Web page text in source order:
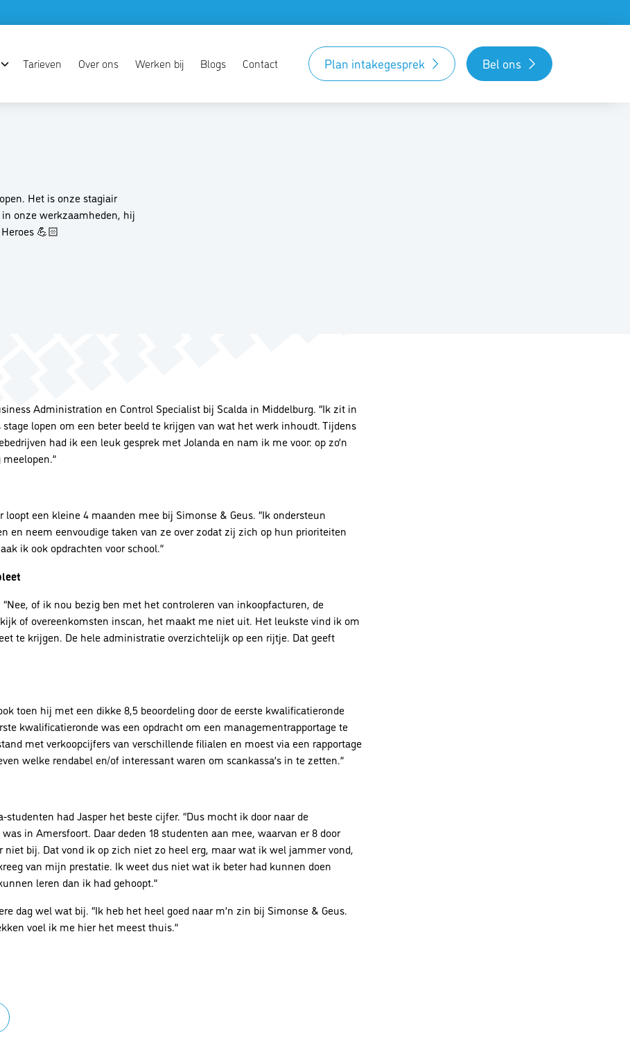
Tarieven Over ons Werken bij Blogs Contact Plan intakegesprek Bel ons
Het is onze stagiair
onze werkzaamheden, hij
💪🏻
Administration en Control Specialist bij Scalda in Middelburg. “Ik zit in
lopen om een beter beeld te krijgen van wat het werk inhoudt. Tijdens
had ik een leuk gesprek met Jolanda en nam ik me voor: op zo’n
loopt een kleine 4 maanden mee bij Simonse & Geus. “Ik ondersteun
en neem eenvoudige taken van ze over zodat zij zich op hun prioriteiten
ik ook opdrachten voor school.”
of ik nou bezig ben met het controleren van inkoopfacturen, de
of overeenkomsten inscan, het maakt me niet uit. Het leukste vind ik om
te krijgen. De hele administratie overzichtelijk op een rijtje. Dat geeft
toen hij met een dikke 8,5 beoordeling door de eerste kwalificatieronde
kwalificatieronde was een opdracht om een managementrapportage te
met verkoopcijfers van verschillende filialen en moest via een rapportage
welke rendabel en/of interessant waren om scankassa’s in te zetten.”
studenten had Jasper het beste cijfer. “Dus mocht ik door naar de
in Amersfoort. Daar deden 18 studenten aan mee, waarvan er 8 door
niet bij. Dat vond ik op zich niet zo heel erg, maar wat ik wel jammer vond,
van mijn prestatie. Ik weet dus niet wat ik beter had kunnen doen
leren dan ik had gehoopt.”
dag wel wat bij. “Ik heb het heel goed naar m’n zin bij Simonse & Geus.
voel ik me hier het meest thuis.”